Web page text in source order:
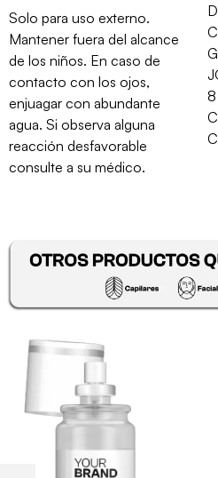
Solo para uso externo.
Mantener fuera del alcance
de los niños. En caso de
contacto con los ojos,
enjuagar con abundante
agua. Si observa alguna
reacción desfavorable
consulte a su médico.